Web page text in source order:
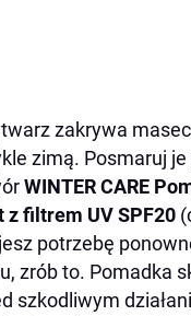
zakrywa
zimą. Posmaruj je
WINTER CARE
z filtrem UV SPF20
potrzebę
zrób to. Pomadka
szkodliwym